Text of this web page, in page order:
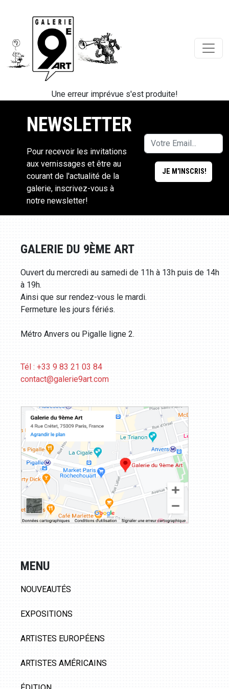
Une erreur imprévue s'est produite!
NEWSLETTER
Pour recevoir les invitations
aux vernissages et être au
courant de l'actualité de la
galerie, inscrivez-vous à
notre newsletter!
GALERIE DU 9ÈME ART
Ouvert du mercredi au samedi de 11h à 13h puis de 14h
à 19h.
Ainsi que sur rendez-vous le mardi.
Fermeture les jours fériés.
Métro Anvers ou Pigalle ligne 2.
Tél : +33 9 83 21 03 84
contact@galerie9art.com
MENU
NOUVEAUTÉS
EXPOSITIONS
ARTISTES EUROPÉENS
ARTISTES AMÉRICAINS